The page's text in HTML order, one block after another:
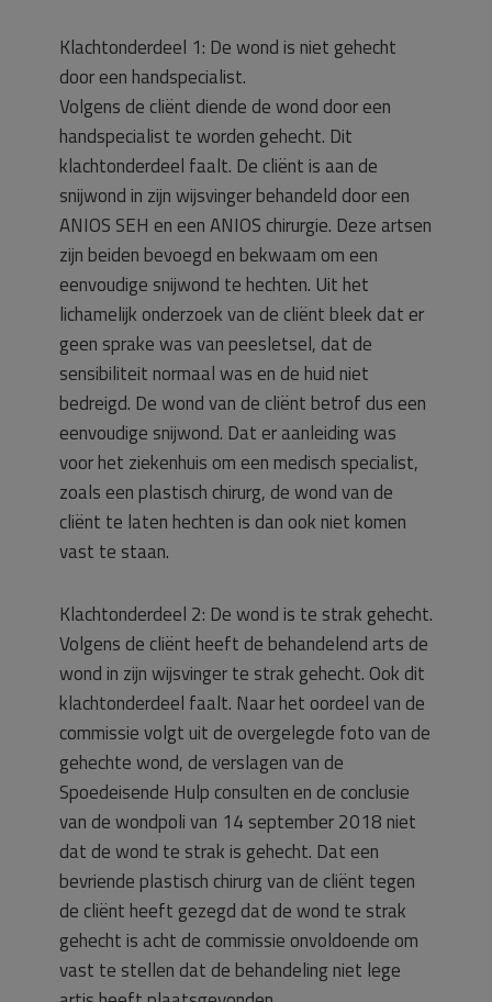
Klachtonderdeel 1: De wond is niet gehecht
door een handspecialist.
Volgens de cliënt diende de wond door een
handspecialist te worden gehecht. Dit
klachtonderdeel faalt. De cliënt is aan de
snijwond in zijn wijsvinger behandeld door een
ANIOS SEH en een ANIOS chirurgie. Deze artsen
zijn beiden bevoegd en bekwaam om een
eenvoudige snijwond te hechten. Uit het
lichamelijk onderzoek van de cliënt bleek dat er
geen sprake was van peesletsel, dat de
sensibiliteit normaal was en de huid niet
bedreigd. De wond van de cliënt betrof dus een
eenvoudige snijwond. Dat er aanleiding was
voor het ziekenhuis om een medisch specialist,
zoals een plastisch chirurg, de wond van de
cliënt te laten hechten is dan ook niet komen
vast te staan.
Klachtonderdeel 2: De wond is te strak gehecht.
Volgens de cliënt heeft de behandelend arts de
wond in zijn wijsvinger te strak gehecht. Ook dit
klachtonderdeel faalt. Naar het oordeel van de
commissie volgt uit de overgelegde foto van de
gehechte wond, de verslagen van de
Spoedeisende Hulp consulten en de conclusie
van de wondpoli van 14 september 2018 niet
dat de wond te strak is gehecht. Dat een
bevriende plastisch chirurg van de cliënt tegen
de cliënt heeft gezegd dat de wond te strak
gehecht is acht de commissie onvoldoende om
vast te stellen dat de behandeling niet lege